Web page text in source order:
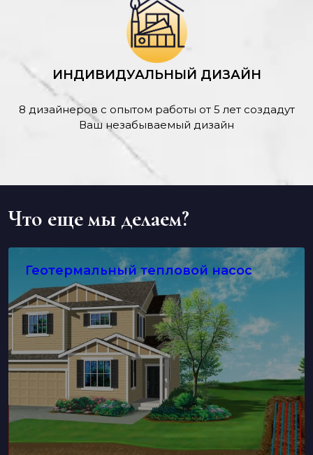
ИНДИВИДУАЛЬНЫЙ ДИЗАЙН
8 дизайнеров с опытом работы от 5 лет создадут
Ваш незабываемый дизайн
Что еще мы делаем?
Геотермальный тепловой насос